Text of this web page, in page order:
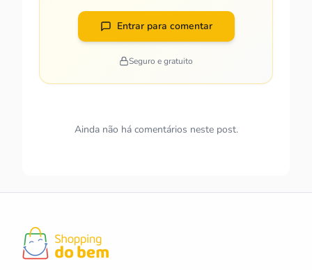
Entrar para comentar
Seguro e gratuito
Ainda não há comentários neste post.